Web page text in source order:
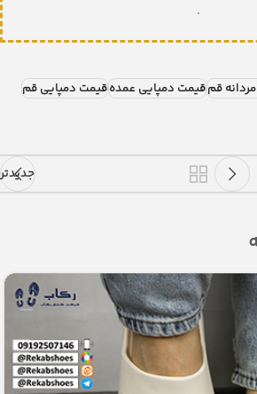
.
قمقیمت دمپایی عمدهقیمت دمپایی قم
جدیدتر